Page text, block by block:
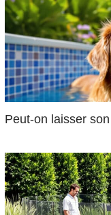
Peut-on laisser